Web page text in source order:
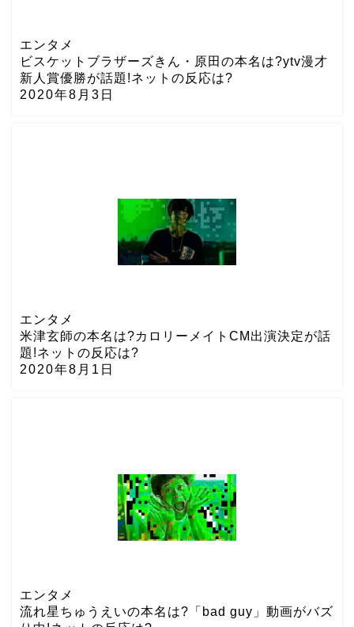
エンタメ
ビスケットブラザーズきん・原田の本名は?ytv漫才
新人賞優勝が話題!ネットの反応は?
2020年8月3日
エンタメ
米津玄師の本名は?カロリーメイトCM出演決定が話
題!ネットの反応は?
2020年8月1日
エンタメ
流れ星ちゅうえいの本名は?「bad guy」動画がバズ